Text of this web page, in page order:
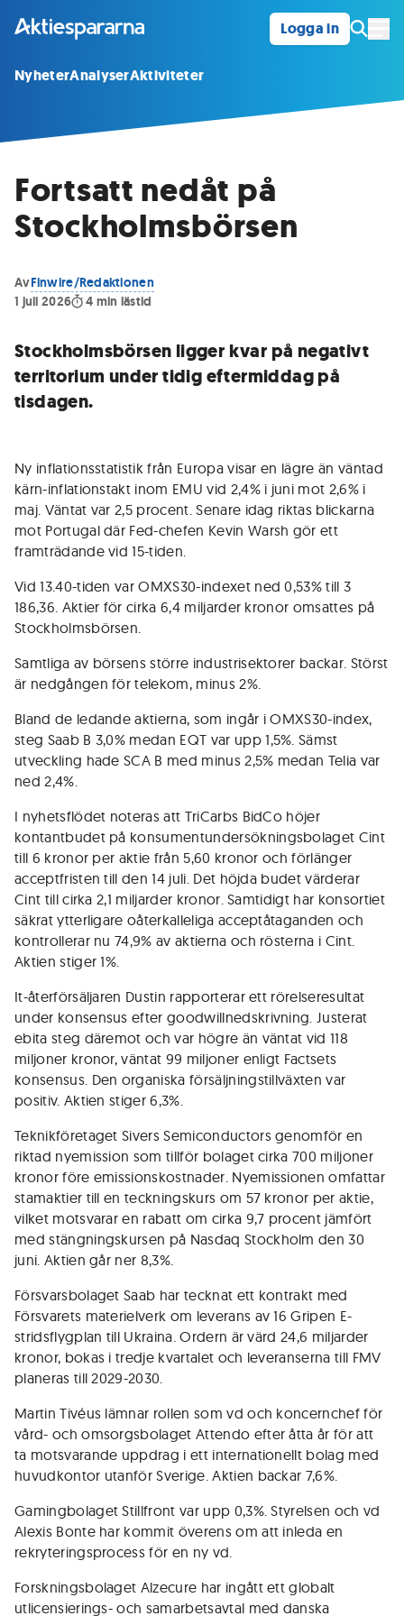
Logga in
NyheterAnalyserAktiviteter
Fortsatt nedåt på
Stockholmsbörsen
AvFinwire/Redaktionen
1 juli 2026
4 min lästid
Stockholmsbörsen ligger kvar på negativt
territorium under tidig eftermiddag på
tisdagen.
Ny inflationsstatistik från Europa visar en lägre än väntad
kärn-inflationstakt inom EMU vid 2,4% i juni mot 2,6% i
maj. Väntat var 2,5 procent. Senare idag riktas blickarna
mot Portugal där Fed-chefen Kevin Warsh gör ett
framträdande vid 15-tiden.
Vid 13.40-tiden var OMXS30-indexet ned 0,53% till 3
186,36. Aktier för cirka 6,4 miljarder kronor omsattes på
Stockholmsbörsen.
Samtliga av börsens större industrisektorer backar. Störst
är nedgången för telekom, minus 2%.
Bland de ledande aktierna, som ingår i OMXS30-index,
steg Saab B 3,0% medan EQT var upp 1,5%. Sämst
utveckling hade SCA B med minus 2,5% medan Telia var
ned 2,4%.
I nyhetsflödet noteras att TriCarbs BidCo höjer
kontantbudet på konsumentundersökningsbolaget Cint
till 6 kronor per aktie från 5,60 kronor och förlänger
acceptfristen till den 14 juli. Det höjda budet värderar
Cint till cirka 2,1 miljarder kronor. Samtidigt har konsortiet
säkrat ytterligare oåterkalleliga acceptåtaganden och
kontrollerar nu 74,9% av aktierna och rösterna i Cint.
Aktien stiger 1%.
It-återförsäljaren Dustin rapporterar ett rörelseresultat
under konsensus efter goodwillnedskrivning. Justerat
ebita steg däremot och var högre än väntat vid 118
miljoner kronor, väntat 99 miljoner enligt Factsets
konsensus. Den organiska försäljningstillväxten var
positiv. Aktien stiger 6,3%.
Teknikföretaget Sivers Semiconductors genomför en
riktad nyemission som tillför bolaget cirka 700 miljoner
kronor före emissionskostnader. Nyemissionen omfattar
stamaktier till en teckningskurs om 57 kronor per aktie,
vilket motsvarar en rabatt om cirka 9,7 procent jämfört
med stängningskursen på Nasdaq Stockholm den 30
juni. Aktien går ner 8,3%.
Försvarsbolaget Saab har tecknat ett kontrakt med
Försvarets materielverk om leverans av 16 Gripen E-
stridsflygplan till Ukraina. Ordern är värd 24,6 miljarder
kronor, bokas i tredje kvartalet och leveranserna till FMV
planeras till 2029-2030.
Martin Tivéus lämnar rollen som vd och koncernchef för
vård- och omsorgsbolaget Attendo efter åtta år för att
ta motsvarande uppdrag i ett internationellt bolag med
huvudkontor utanför Sverige. Aktien backar 7,6%.
Gamingbolaget Stillfront var upp 0,3%. Styrelsen och vd
Alexis Bonte har kommit överens om att inleda en
rekryteringsprocess för en ny vd.
Forskningsbolaget Alzecure har ingått ett globalt
utlicensierings- och samarbetsavtal med danska